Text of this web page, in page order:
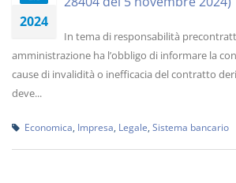
2024
In tema di responsabilità
amministrazione ha l’obbligo di informare la
cause di invalidità o inefficacia del contratto
deve...
Economica Impresa Legale Sistema bancario